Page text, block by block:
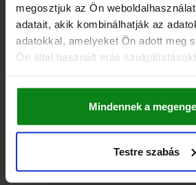
megosztjuk az Ön
adatait, akik kombinálhatják az
adatokkal, amelyeket Ön adott meg
Ön által használt más
Mindennek a
Testre szabás
TARTOZÉKOK NLM=04521-10-1624
Rendelési szám: 04444-16
269,30 €
RÉSZLETEK
CAD